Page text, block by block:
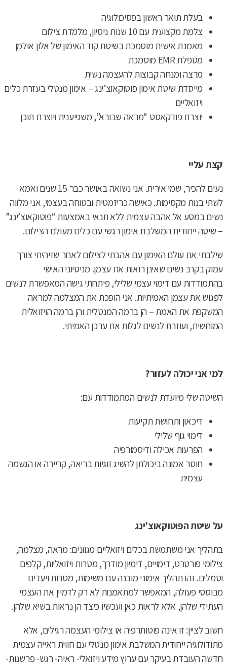
בעלת תואר ראשון בפסיכולוגיה
צלמת מקצועית עם 10 שנות ניסיון, מלמדת צילום
מאמנת אישית מוסמכת בשיטת קוד האימון של אלון אולמן
מטפלת EMR מוסמכת
מרצה ומנחה קבוצות להעצמה נשית
מייסדת שיטת אימון פוטוקאוצ’ינג – אימון מנטלי בעזרת כלים
ויזואליים
יוצרת פודקאסט “מראה שבורא”, משפיענית ויוצרת תוכן
קצת עליי
נעים להכיר, שמי אירית. אני נשואה באושר כבר 15 שנים ואמא
לשתי בנות מקסימות. כאישה כריזמטית ובטוחה בעצמי, אני מלווה
נשים במסע אל אהבה עצמית ללא תנאי באמצעות “פוטוקאוצ’ינג”
– שיטה ייחודית המשלבת אימון רגשי עם כלים מעולם הצילום.
שילבתי את עולם האימון עם אהבתי לצילום לאחר שזיהיתי צורך
עמוק בקרב נשים שאינן רואות את עצמן. מניסיוני האישי
בהתמודדות עם דימוי עצמי שלילי, פיתחתי גישה המאפשרת לנשים
לפגוש את עצמן האמיתיות. אני הופכת את המצלמה למראה
המשקפת את האמת – הן ברמה המנטלית והן ברמה הויזואלית
המוחשית, ועוזרת לנשים לגלות את ערכן האמיתי.
למי אני יכולה לעזור?
השיטה שלי מיועדת לנשים המתמודדות עם:
דיכאון ותחושת תקיעות
דימוי גוף שלילי
הפרעות אכילה ודיסמורפיה
חוסר אמונה ביכולתן להשיג זוגיות בריאה, קריירה או הגשמה
עצמית
על שיטת הפוטוקאוצ’ינג
בתהליך אני משתמשת בכלים ויזואליים מגוונים: מראה, מצלמה,
צילומי פורטרט, דימויים, דימיון מודרך, מטרות ויזואליות, קלפים
וסמלים. זהו תהליך אימוני מובנה עם משימות, מטרות ויעדים
מבוססי פעולה, המאפשר למתאמנות לא רק לדמיין את העצמי
העתידי שלהן, אלא לראות כאן ועכשיו כיצד הן נראות בשיא שלהן.
חשוב לציין: זו אינה פוטותרפיה או צילומי העצמה רגילים, אלא
מתודולוגיה ייחודית המשלבת אימון מנטלי עם חווית ראייה עצמית
חדשה העובדת בעיקר עם ערוץ מידע ויזואלי- ראיה- רגש- פרשנות-